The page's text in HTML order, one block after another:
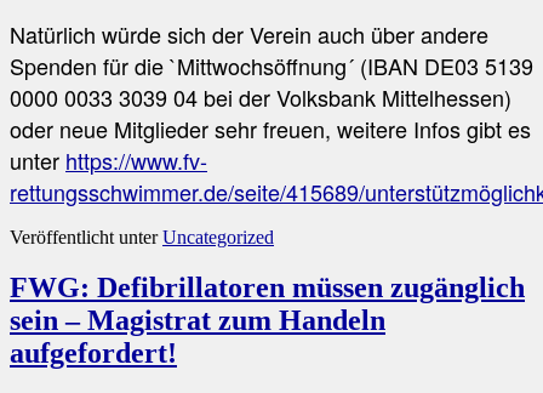
Natürlich würde sich der Verein auch über andere
Spenden für die `Mittwochsöffnung´ (IBAN DE03 5139
0000 0033 3039 04 bei der Volksbank Mittelhessen)
oder neue Mitglieder sehr freuen, weitere Infos gibt es
unter https://www.fv-
rettungsschwimmer.de/seite/415689/
Veröffentlicht unter Uncategorized
FWG: Defibrillatoren müssen zugänglich
sein – Magistrat zum Handeln
aufgefordert!